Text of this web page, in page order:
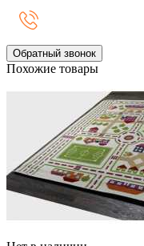
Обратный звонок
Похожие товары